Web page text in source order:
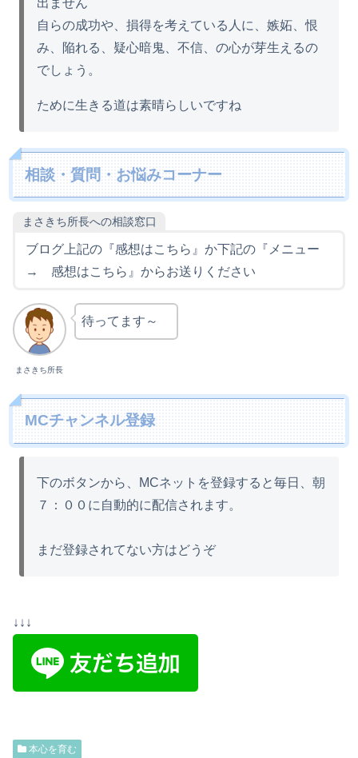
自らの成功や、損得を考えている人に、嫉妬、恨
み、陥れる、疑心暗鬼、不信、の心が芽生えるの
でしょう。
ために生きる道は素晴らしいですね
相談・質問・お悩みコーナー
まさきち所長への相談窓口
ブログ上記の『感想はこちら』か下記の『メニュー
→ 感想はこちら』からお送りください
まさきち所長
待ってます～
MCチャンネル登録
下のボタンから、MCネットを登録すると毎日、朝
７：００に自動的に配信されます。
まだ登録されてない方はどうぞ
↓↓↓
本心を育む